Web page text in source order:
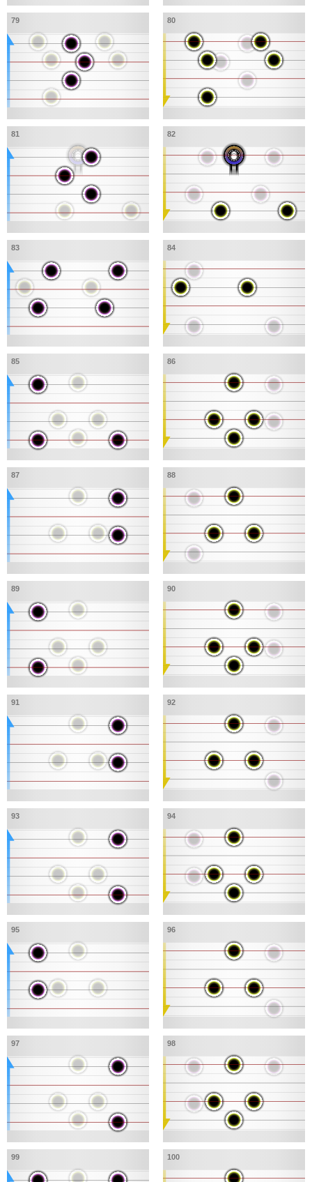
79 80
81 82
83 84
85 86
87 88
89 90
91 92
93 94
95 96
97 98
99 100